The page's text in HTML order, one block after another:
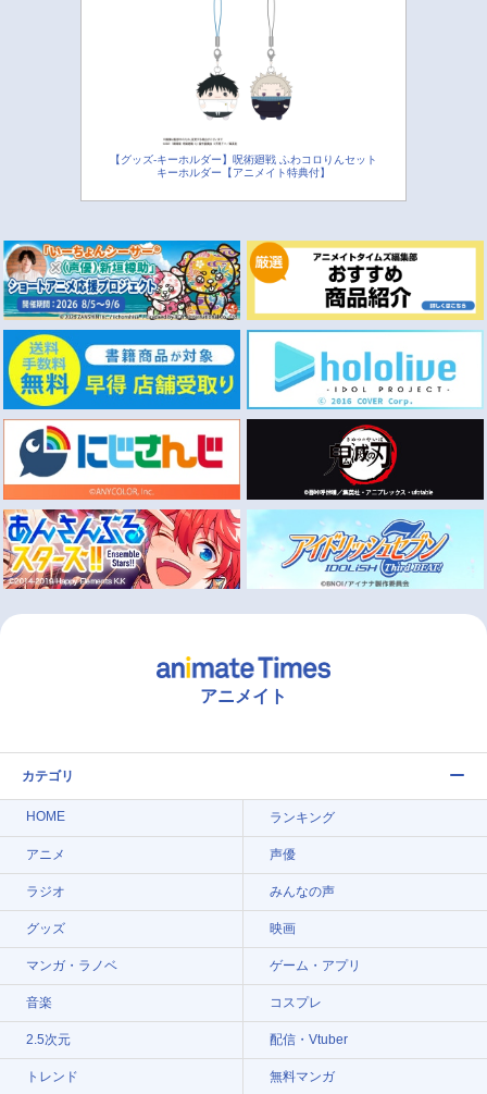
【グッズ-キーホルダー】呪術廻戦 ふわコロりんセット
キーホルダー【アニメイト特典付】
アニメイト
カテゴリ
HOME ランキング
アニメ 声優
ラジオ みんなの声
グッズ 映画
マンガ・ラノベ ゲーム・アプリ
音楽 コスプレ
2.5次元 配信・Vtuber
トレンド 無料マンガ